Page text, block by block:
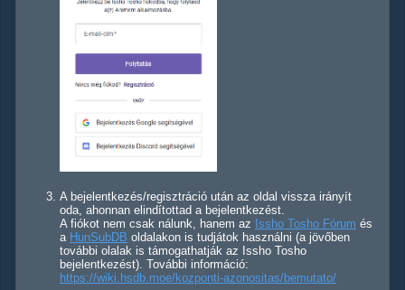
A bejelentkezés/regisztráció után az oldal vissza irányít
oda, ahonnan elindítottad a bejelentkezést.
A fiókot nem csak nálunk, hanem az Issho Tosho Fórum és
a HunSubDB oldalakon is tudjátok használni (a jövőben
további olalak is támogathatják az Issho Tosho
bejelentkezést). További információ:
https://wiki.hsdb.moe/kozponti-azonositas/bemutato/